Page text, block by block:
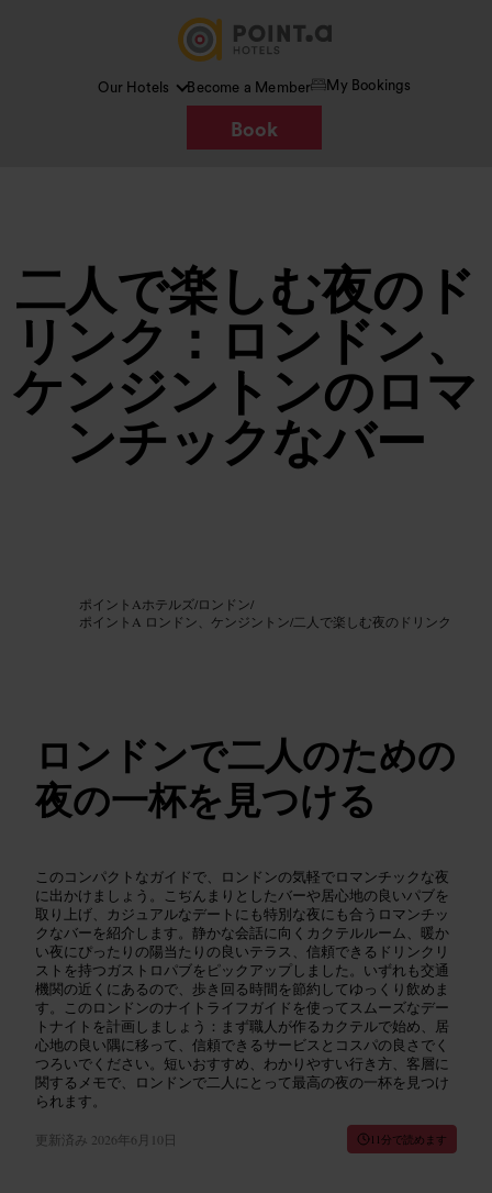
Our Hotels Become a Member My Bookings
Book
二人で楽しむ夜のド
リンク：ロンドン、
ケンジントンのロマ
ンチックなバー
ポイントAホテルズ/ロンドン/
ポイントA ロンドン、ケンジントン/二人で楽しむ夜のドリンク
ロンドンで二人のための
夜の一杯を見つける
このコンパクトなガイドで、ロンドンの気軽でロマンチックな夜
に出かけましょう。こぢんまりとしたバーや居心地の良いパブを
取り上げ、カジュアルなデートにも特別な夜にも合うロマンチッ
クなバーを紹介します。静かな会話に向くカクテルルーム、暖か
い夜にぴったりの陽当たりの良いテラス、信頼できるドリンクリ
ストを持つガストロパブをピックアップしました。いずれも交通
機関の近くにあるので、歩き回る時間を節約してゆっくり飲めま
す。このロンドンのナイトライフガイドを使ってスムーズなデー
トナイトを計画しましょう：まず職人が作るカクテルで始め、居
心地の良い隅に移って、信頼できるサービスとコスパの良さでく
つろいでください。短いおすすめ、わかりやすい行き方、客層に
関するメモで、ロンドンで二人にとって最高の夜の一杯を見つけ
られます。
更新済み 2026年6月10日 11分で読めます